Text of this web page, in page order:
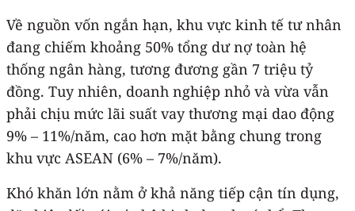
Về nguồn vốn ngắn hạn, khu vực kinh tế tư nhân
đang chiếm khoảng 50% tổng dư nợ toàn hệ
thống ngân hàng, tương đương gần 7 triệu tỷ
đồng. Tuy nhiên, doanh nghiệp nhỏ và vừa vẫn
phải chịu mức lãi suất vay thương mại dao động
9% – 11%/năm, cao hơn mặt bằng chung trong
khu vực ASEAN (6% – 7%/năm).
Khó khăn lớn nằm ở khả năng tiếp cận tín dụng,